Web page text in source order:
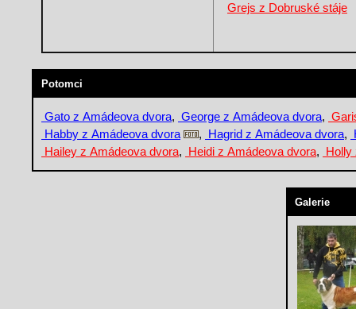
Grejs z Dobruské stáje
Potomci
Gato z Amádeova dvora, George z Amádeova dvora,
Habby z Amádeova dvora
, Hagrid z Amádeova dvora,
Hailey z Amádeova dvora, Heidi z Amádeova dvora, Holly
Galerie